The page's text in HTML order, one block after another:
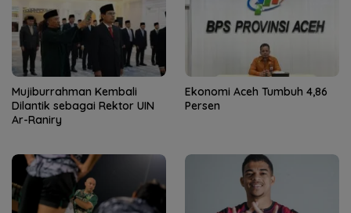
Mujiburrahman Kembali
Dilantik sebagai Rektor UIN
Ar-Raniry
Ekonomi Aceh Tumbuh 4,86
Persen